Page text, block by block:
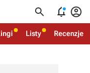
  
Listy Recenzje